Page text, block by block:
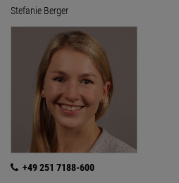
Stefanie Berger
+49 251 7188-600